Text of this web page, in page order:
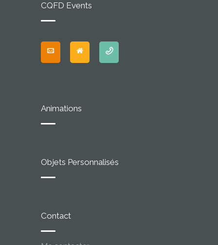
CQFD Events
Animations
Objets Personnalisés
Contact